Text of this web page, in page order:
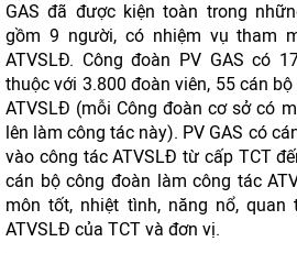
GAS đã được kiện toàn trong
gồm 9 người, có nhiệm vụ tham
ATVSLĐ. Công đoàn PV GAS có
thuộc với 3.800 đoàn viên, 55 cán
ATVSLĐ (mỗi Công đoàn cơ sở có
lên làm công tác này). PV GAS có
vào công tác ATVSLĐ từ cấp TCT
cán bộ công đoàn làm công tác
môn tốt, nhiệt tình, năng nổ, quan
ATVSLĐ của TCT và đơn vị.